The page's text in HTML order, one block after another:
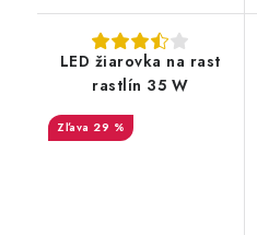
LED žiarovka na rast
rastlín 35 W
29 %